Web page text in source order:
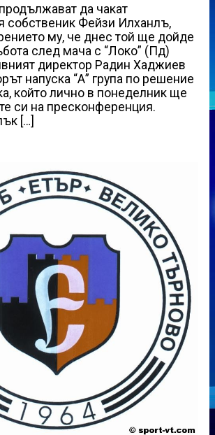
да чакат
собственик Фейзи Илханлъ,
му, че днес той ще дойде
след мача с “Локо” (Пд)
директор Радин Хаджиев
напуска “А” група по решение
който лично в понеделник ще
си на пресконференция.
[…]